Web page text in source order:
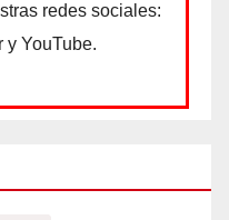
redes sociales:
y YouTube.